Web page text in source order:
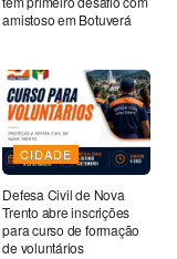
amistoso em Botuverá
CIDADE
Defesa Civil de Nova
Trento abre inscrições
para curso de formação
de voluntários